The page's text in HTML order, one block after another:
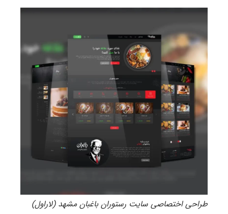
طراحی اختصاصی سایت رستوران باغبان مشهد (لاراول)